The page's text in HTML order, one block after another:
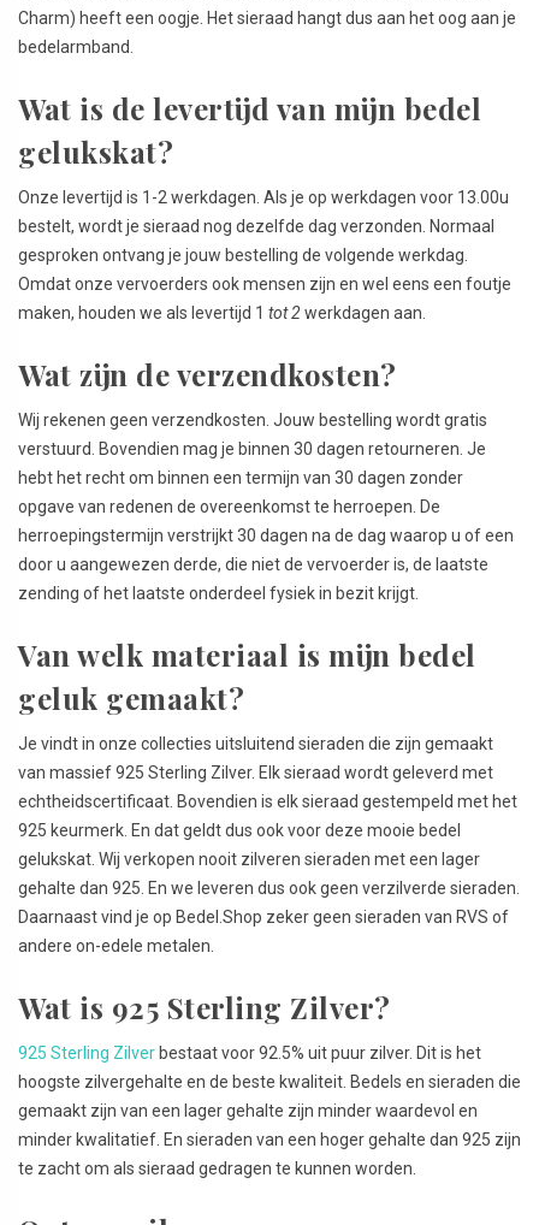
Charm) heeft een oogje. Het sieraad hangt dus aan het oog aan je
bedelarmband.
Wat is de levertijd van mijn bedel
gelukskat?
Onze levertijd is 1-2 werkdagen. Als je op werkdagen voor 13.00u
bestelt, wordt je sieraad nog dezelfde dag verzonden. Normaal
gesproken ontvang je jouw bestelling de volgende werkdag.
Omdat onze vervoerders ook mensen zijn en wel eens een foutje
maken, houden we als levertijd 1 tot 2werkdagen aan.
Wat zijn de verzendkosten?
Wij rekenen geen verzendkosten. Jouw bestelling wordt gratis
verstuurd. Bovendien mag je binnen 30 dagen retourneren. Je
hebt het recht om binnen een termijn van 30 dagen zonder
opgave van redenen de overeenkomst te herroepen. De
herroepingstermijn verstrijkt 30 dagen na de dag waarop u of een
door u aangewezen derde, die niet de vervoerder is, de laatste
zending of het laatste onderdeel fysiek in bezit krijgt.
Van welk materiaal is mijn bedel
geluk gemaakt?
Je vindt in onze collecties uitsluitend sieraden die zijn gemaakt
van massief 925 Sterling Zilver. Elk sieraad wordt geleverd met
echtheidscertificaat. Bovendien is elk sieraad gestempeld met het
925 keurmerk. En dat geldt dus ook voor deze mooie bedel
gelukskat. Wij verkopen nooit zilveren sieraden met een lager
gehalte dan 925. En we leveren dus ook geen verzilverde sieraden.
Daarnaast vind je op Bedel.Shop zeker geen sieraden van RVS of
andere on-edele metalen.
Wat is 925 Sterling Zilver?
925 Sterling Zilver bestaat voor 92.5% uit puur zilver. Dit is het
hoogste zilvergehalte en de beste kwaliteit. Bedels en sieraden die
gemaakt zijn van een lager gehalte zijn minder waardevol en
minder kwalitatief. En sieraden van een hoger gehalte dan 925 zijn
te zacht om als sieraad gedragen te kunnen worden.